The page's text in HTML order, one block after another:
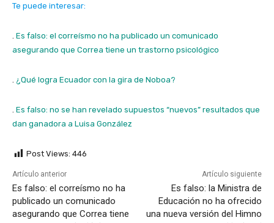
Te puede interesar:
Es falso: el correísmo no ha publicado un comunicado
asegurando que Correa tiene un trastorno psicológico
¿Qué logra Ecuador con la gira de Noboa?
Es falso: no se han revelado supuestos “nuevos” resultados que
dan ganadora a Luisa González
Post Views: 446
Artículo anterior
Es falso: el correísmo no ha
publicado un comunicado
asegurando que Correa tiene
Artículo siguiente
Es falso: la Ministra de
Educación no ha ofrecido
una nueva versión del Himno